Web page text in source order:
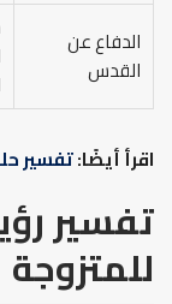
الدفاع عن
القدس
اقرأ أيضًا:تفسير
تفسير
للمتزوجة